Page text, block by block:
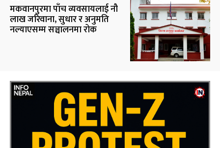
मकवानपुरमा पाँच व्यवसायलाई नौ
लाख जरिवाना, सुधार र अनुमति
नल्याएसम्म सञ्चालनमा रोक